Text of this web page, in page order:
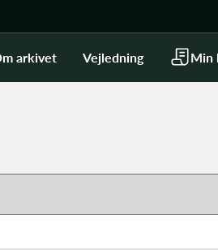
arkivet Vejledning Min